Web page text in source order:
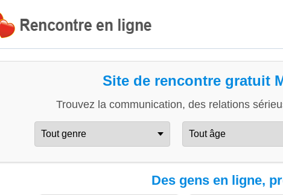
Site de rencontre gratuit
Trouvez la communication, des relations
Des gens en ligne,